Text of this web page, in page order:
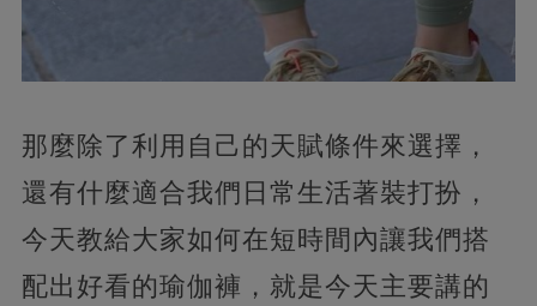
那麼除了利用自己的天賦條件來選擇，
還有什麼適合我們日常生活著裝打扮，
今天教給大家如何在短時間內讓我們搭
配出好看的瑜伽褲，就是今天主要講的